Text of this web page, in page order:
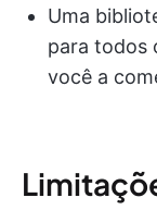
Uma
para todos
você a